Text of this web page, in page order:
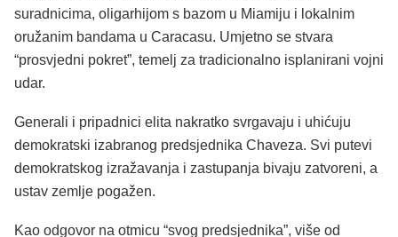
suradnicima, oligarhijom s bazom u Miamiju i lokalnim
oružanim bandama u Caracasu. Umjetno se stvara
“prosvjedni pokret”, temelj za tradicionalno isplanirani vojni
udar.
Generali i pripadnici elita nakratko svrgavaju i uhićuju
demokratski izabranog predsjednika Chaveza. Svi putevi
demokratskog izražavanja i zastupanja bivaju zatvoreni, a
ustav zemlje pogažen.
Kao odgovor na otmicu “svog predsjednika”, više od